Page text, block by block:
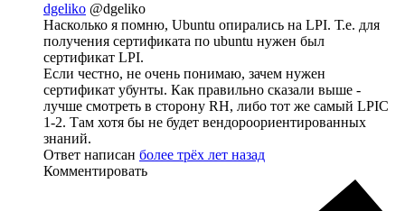
dgeliko @dgeliko
Насколько я помню, Ubuntu опирались на LPI. Т.е. для
получения сертификата по ubuntu нужен был
сертификат LPI.
Если честно, не очень понимаю, зачем нужен
сертификат убунты. Как правильно сказали выше -
лучше смотреть в сторону RH, либо тот же самый LPIC
1-2. Там хотя бы не будет вендороориентированных
знаний.
Ответ написан более трёх лет назад
Комментировать